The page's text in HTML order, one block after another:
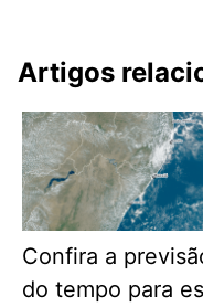
Artigos
Confira a
do tempo para